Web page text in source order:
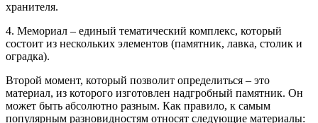
хранителя.
4. Мемориал – единый тематический комплекс, который
состоит из нескольких элементов (памятник, лавка, столик и
оградка).
Второй момент, который позволит определиться – это
материал, из которого изготовлен надгробный памятник. Он
может быть абсолютно разным. Как правило, к самым
популярным разновидностям относят следующие материалы: